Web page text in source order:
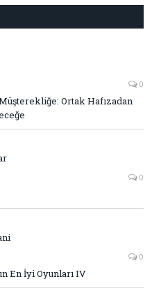
0
Ortak Hafızadan
0
0
En İyi Oyunları IV